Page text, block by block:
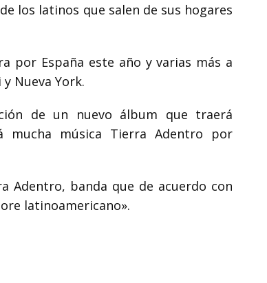
los latinos que salen de sus hogares
por España este año y varias más a
Nueva York.
de un nuevo álbum que traerá
mucha música Tierra Adentro por
Adentro, banda que de acuerdo con
latinoamericano».